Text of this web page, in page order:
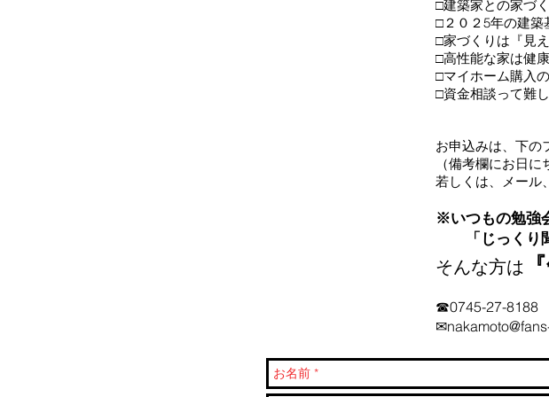
□建築家との家づ
□２０２5年の建築
□家づくりは『見
□高性能な家は健
□マイホーム購入
​□資金相談って難
お申込みは、下の
（備考欄にお日
若しくは、メール
※いつもの勉強
「じっくり聞
そんな方は
☎0745-27-8188
​✉